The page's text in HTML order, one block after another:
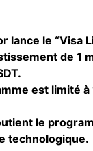
lance le “Visa
de 1
est limité
le
technologique.